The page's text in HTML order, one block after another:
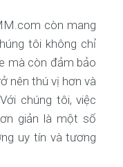
còn mang
tôi không chỉ
mà còn đảm bảo
nên thú vị hơn và
chúng tôi, việc
giản là một số
uy tín và tương